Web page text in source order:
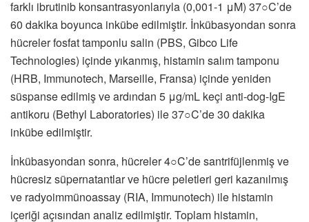
farklı ibrutinib konsantrasyonlarıyla (0,001-1 μM) 37○C’de
60 dakika boyunca inkübe edilmiştir. İnkübasyondan sonra
hücreler fosfat tamponlu salin (PBS, Gibco Life
Technologies) içinde yıkanmış, histamin salım tamponu
(HRB, Immunotech, Marseille, Fransa) içinde yeniden
süspanse edilmiş ve ardından 5 μg/mL keçi anti-dog-IgE
antikoru (Bethyl Laboratories) ile 37○C’de 30 dakika
inkübe edilmiştir.
İnkübasyondan sonra, hücreler 4○C’de santrifüjlenmiş ve
hücresiz süpernatantlar ve hücre peletleri geri kazanılmış
ve radyoimmünoassay (RIA, Immunotech) ile histamin
içeriği açısından analiz edilmiştir. Toplam histamin,